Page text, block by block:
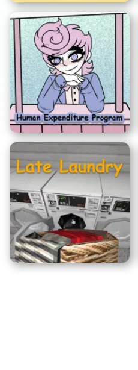
Granny:
Gefängnisausbruch
Menschliches
Aufwendungsprogramm